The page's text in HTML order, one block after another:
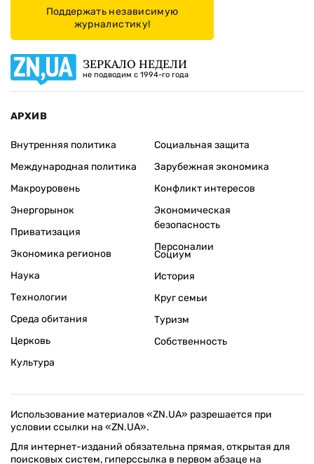
Поддержать независимую
журналистику!
ЗЕРКАЛО НЕДЕЛИ
не подводим с 1994-го года
АРХИВ
Внутренняя политика
Международная политика
Макроуровень
Энергорынок
Приватизация
Экономика регионов
Социальная защита
Зарубежная экономика
Конфликт интересов
Экономическая
безопасность
Персоналии
Наука
Технологии
Среда обитания
Церковь
Культура
Социум
История
Круг семьи
Туризм
Собственность
Использование материалов «ZN.UA» разрешается при
условии ссылки на «ZN.UA».
Для интернет-изданий обязательна прямая, открытая для
поисковых систем, гиперссылка в первом абзаце на